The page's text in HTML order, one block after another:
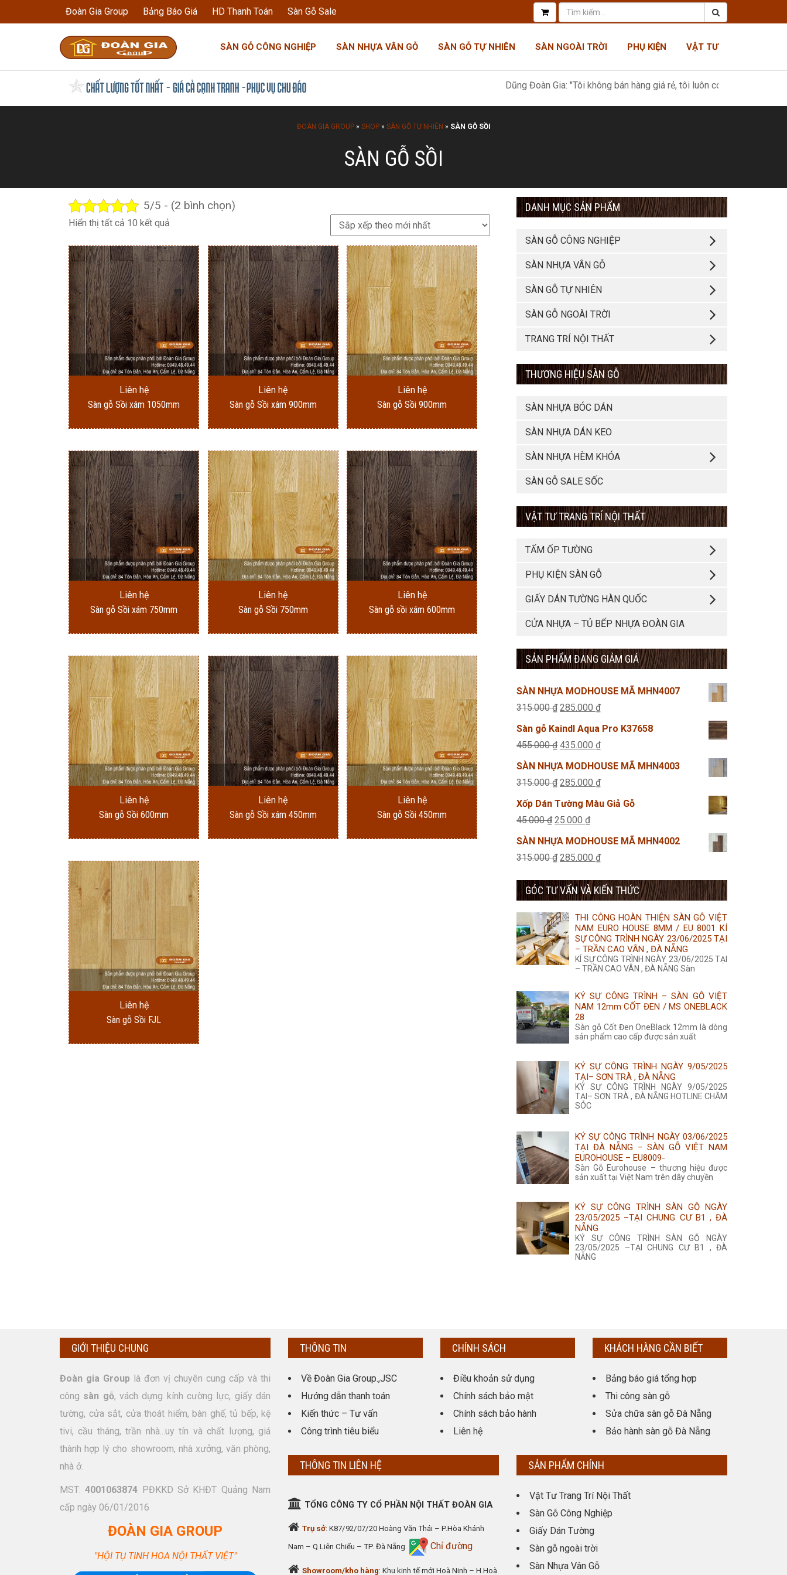
Đoàn Gia Group Bảng Báo Giá HD Thanh Toán Sàn Gỗ Sale
SÀN GỖ CÔNG NGHIỆP SÀN NHỰA VÂN GỖ SÀN GỖ TỰ NHIÊN SÀN NGOÀI TRỜI PHỤ KIỆN VẬT TƯ
Dũng Đoàn Gia: "Tôi không bán hàng giá rẻ, tôi luôn có giá tốt nhất, như một
ĐOÀN GIA GROUP» SHOP» SÀN GỖ TỰ NHIÊN » SÀN GỖ SỒI
SÀN GỖ SỒI
5/5 - (2 bình chọn)
Hiển thị tất cả 10 kết quả
xếp
theo
mới
nhất
Liên hệ
Sàn gỗ Sồi xám 1050mm
Liên hệ
Sàn gỗ Sồi xám 900mm
Liên hệ
Sàn gỗ Sồi 900mm
Liên hệ
Sàn gỗ Sồi xám 750mm
Liên hệ
Sàn gỗ Sồi 750mm
Liên hệ
Sàn gỗ sồi xám 600mm
Liên hệ
Sàn gỗ Sồi 600mm
Liên hệ
Sàn gỗ Sồi xám 450mm
Liên hệ
Sàn gỗ Sồi 450mm
Liên hệ
Sàn gỗ Sồi FJL
DANH MỤC SẢN PHẨM
SÀN GỖ CÔNG NGHIỆP
SÀN NHỰA VÂN GỖ
SÀN GỖ TỰ NHIÊN
SÀN GỖ NGOÀI TRỜI
TRANG TRÍ NỘI THẤT
THƯƠNG HIỆU SÀN GỖ
SÀN NHỰA BÓC DÁN
SÀN NHỰA DÁN KEO
SÀN NHỰA HÈM KHÓA
SÀN GỖ SALE SỐC
VẬT TƯ TRANG TRÍ NỘI THẤT
TẤM ỐP TƯỜNG
PHỤ KIỆN SÀN GỖ
GIẤY DÁN TƯỜNG HÀN QUỐC
CỬA NHỰA – TỦ BẾP NHỰA ĐOÀN GIA
SẢN PHẨM ĐANG GIẢM GIÁ
SÀN NHỰA MODHOUSE MÃ MHN4007
315.000₫ Giá
gốc
là:
285.000 ₫Giá
hiện
tại
285.000 ₫.
Sàn gỗ Kaindl Aqua Pro K37658
455.000₫ Giá
gốc
là:
435.000 ₫Giá
hiện
tại
435.000 ₫.
SÀN NHỰA MODHOUSE MÃ MHN4003
315.000₫ Giá
gốc
là:
285.000 ₫Giá
hiện
285.000 ₫.
Xốp Dán Tường Màu Giả Gỗ
45.000₫ Giá
gốc
là:
25.000 ₫Giá
hiện
tại
25.000 ₫.
SÀN NHỰA MODHOUSE MÃ MHN4002
315.000₫ Giá
là:
285.000 ₫Giá
tại
285.000 ₫.
GÓC TƯ VẤN VÀ KIẾN THỨC
THI CÔNG HOÀN THIỆN SÀN GỖ VIỆT
NAM EURO HOUSE 8MM / EU 8001 KÍ
SỰ CÔNG TRÌNH NGÀY 23/06/2025 TẠI
– TRẦN CAO VÂN , ĐÀ NẴNG
KÍ SỰ CÔNG TRÌNH NGÀY 23/06/2025 TẠI
– TRẦN CAO VÂN , ĐÀ NẴNG Sàn
KÝ SỰ CÔNG TRÌNH – SÀN GỖ VIỆT
NAM 12mm CỐT ĐEN / MS ONEBLACK
28
Sàn gỗ Cốt Đen OneBlack 12mm là dòng
sản phẩm cao cấp được sản xuất
KÝ SỰ CÔNG TRÌNH NGÀY 9/05/2025
TẠI– SƠN TRÀ , ĐÀ NẴNG
KÝ SỰ CÔNG TRÌNH NGÀY 9/05/2025
TẠI– SƠN TRÀ , ĐÀ NẴNG HOTLINE CHĂM
SÓC
KÝ SỰ CÔNG TRÌNH NGÀY 03/06/2025
TẠI ĐÀ NẴNG – SÀN GỖ VIỆT NAM
EUROHOUSE – EU8009-
Sàn Gỗ Eurohouse – thương hiệu được
sản xuất tại Việt Nam trên dây chuyền
KÝ SỰ CÔNG TRÌNH SÀN GỖ NGÀY
23/05/2025 –TẠI CHUNG CƯ B1 , ĐÀ
NẴNG
KÝ SỰ CÔNG TRÌNH SÀN GỖ NGÀY
23/05/2025 –TẠI CHUNG CƯ B1 , ĐÀ
NẴNG
GIỚI THIỆU CHUNG
Đoàn gia Group là đơn vị chuyên cung cấp và thi
công sàn gỗ, vách dựng kính cường lực, giấy dán
tường, cửa sắt, cửa thoát hiểm, bàn ghế, tủ bếp, kệ
tivi, cầu tháng, trần nhà...uy tín và chất lượng, giá
thành hợp lý cho showroom, nhà xưởng, văn phòng,
nhà ở.
MST:4001063874 PĐKKD Sở KHĐT Quảng Nam
cấp ngày 06/01/2016
ĐOÀN GIA GROUP
"HỘI TỤ TINH HOA NỘI THẤT VIỆT"
THÔNG TIN
Về Đoàn Gia Group.,JSC
Hướng dẫn thanh toán
Kiến thức – Tư vấn
Công trình tiêu biểu
CHÍNH SÁCH
Điều khoản sử dụng
Chính sách bảo mật
Chính sách bảo hành
Liên hệ
KHÁCH HÀNG CẦN BIẾT
Bảng báo giá tổng hợp
Thi công sàn gỗ
Sửa chữa sàn gỗ Đà Nẵng
Bảo hành sàn gỗ Đà Nẵng
THÔNG TIN LIÊN HỆ
TỔNG CÔNG TY CỔ PHẦN NỘI THẤT ĐOÀN GIA
Trụ sở: K87/92/07/20 Hoàng Văn Thái – P.Hòa Khánh
Nam – Q.Liên Chiểu – TP. Đà Nẵng. Chỉ đường
Showroom/kho hàng: Khu kinh tế mới Hoà Ninh – H.Hoà
SẢN PHẨM CHÍNH
Vật Tư Trang Trí Nội Thất
Sàn Gỗ Công Nghiệp
Giấy Dán Tường
Sàn gỗ ngoài trời
Sàn Nhựa Vân Gỗ